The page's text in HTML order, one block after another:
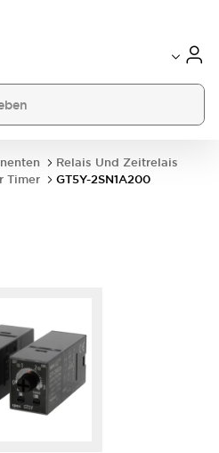
Relais Und Zeitrelais
Timer GT5Y-2SN1A200